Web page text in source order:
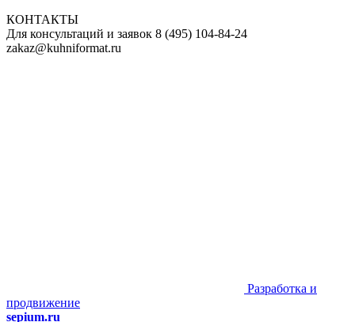
КОНТАКТЫ
Для консультаций и заявок 8 (495) 104-84-24
zakaz@kuhniformat.ru
Разработка и
продвижение
sepium.ru